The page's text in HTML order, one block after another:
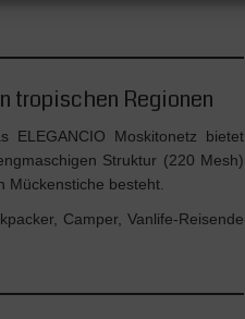
tropischen Regionen
Moskitonetz bietet
Struktur (220 Mesh)
Mückenstiche besteht.
Camper, Vanlife-Reisende